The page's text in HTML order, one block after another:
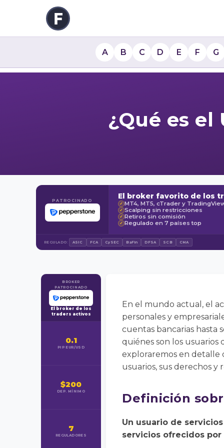
A B C D E F G
¿Qué es
PATROCINADO El broker favorito de los
✓ MT4, MT5, cTrader y
✓ Scalping sin restricciones
✓ Retiros sin comisión
✓ Regulado en 7 países top
REGULADO: ASIC FCA CySEC BaFin DFSA SCB CMA
BROKER
PATROCINADO
El broker de los
traders activos
0.1
PIP EUR/USD
$200
DEP. MÍNIMO
7
REGULADORES
En el mundo actual, el
personales y
cuentas bancarias hasta
quiénes son los usuarios
exploraremos en detalle
usuarios, sus derechos
Definición
Un usuario de
servicios ofrecidos